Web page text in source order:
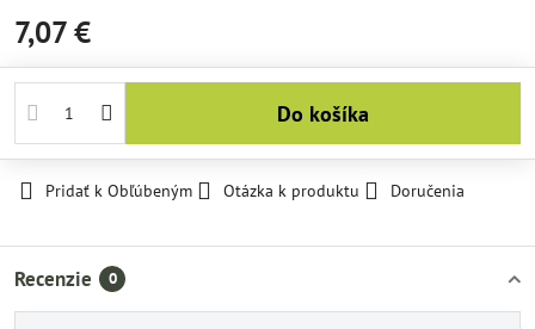
7,07 €
Do košíka
Pridať k Obľúbeným Otázka k produktu Doručenia
Recenzie 0